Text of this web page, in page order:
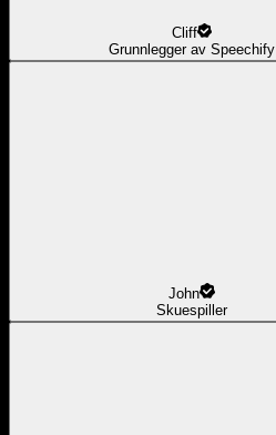
Cliff
Grunnlegger av Speechify
John
Skuespiller